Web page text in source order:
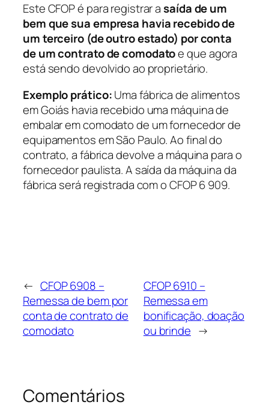
Este CFOP é para registrar asaída de um
bem que sua empresa havia recebido de
um terceiro (de outro estado) por conta
de um contrato de comodatoe que agora
está sendo devolvido ao proprietário.
Exemplo prático:Uma fábrica de alimentos
em Goiás havia recebido uma máquina de
embalar em comodato de um fornecedor de
equipamentos em São Paulo. Ao final do
contrato, a fábrica devolve a máquina para o
fornecedor paulista. A saída da máquina da
fábrica será registrada com o CFOP 6 909.
← CFOP 6908 –
Remessa de bem por
conta de contrato de
comodato
CFOP 6910 –
Remessa em
bonificação, doação
ou brinde →
Comentários